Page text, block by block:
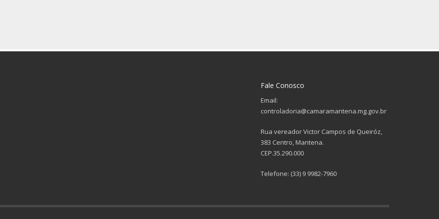
Fale Conosco
Email:
controladoria@camaramantena.mg.gov.br
Rua vereador Victor Campos de Queiróz,
383 Centro, Mantena.
CEP.35.290.000
Telefone: (33) 9 9982-7960